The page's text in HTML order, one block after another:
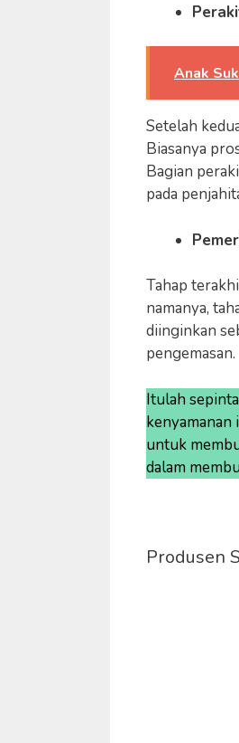
Anak
Setelah
Biasanya
Bagian
pada
Tahap
namanya,
diinginkan
pengemasan.
Itulah
kenyamanan
untuk
dalam
Produsen